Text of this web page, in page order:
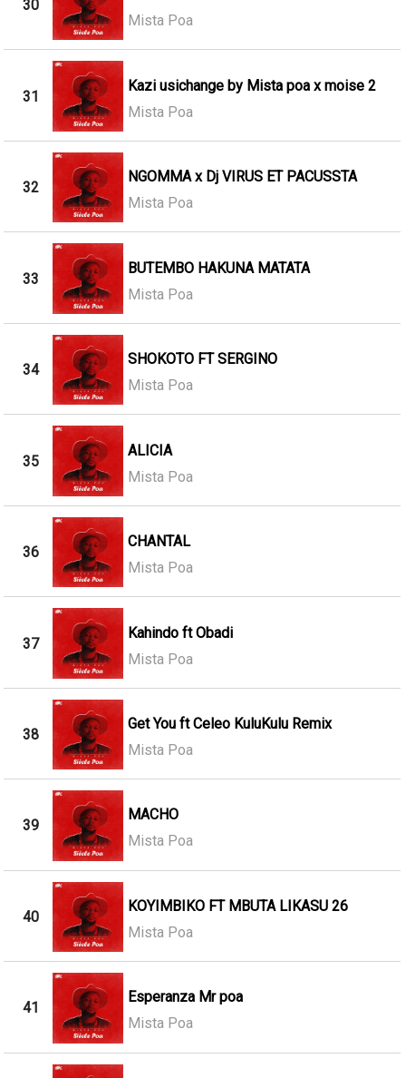
30
Mista Poa
31
Kazi usichange by Mista poa x moise 2
Mista Poa
32
NGOMMA x Dj VIRUS ET PACUSSTA
Mista Poa
33
BUTEMBO HAKUNA MATATA
Mista Poa
34
SHOKOTO FT SERGINO
Mista Poa
35
ALICIA
Mista Poa
36
CHANTAL
Mista Poa
37
Kahindo ft Obadi
Mista Poa
38
Get You ft Celeo KuluKulu Remix
Mista Poa
39
MACHO
Mista Poa
40
KOYIMBIKO FT MBUTA LIKASU 26
Mista Poa
41
Esperanza Mr poa
Mista Poa